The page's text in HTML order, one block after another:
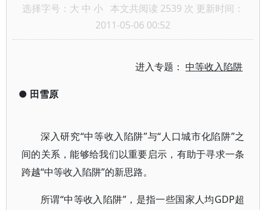
选择字号： 大 中 小 本文共阅读 2539 次 更新时间：
2011-05-06 00:52
进入专题：中等收入陷阱
● 田雪原
深入研究“中等收入陷阱”与“人口城市化陷阱”之
间的关系，能够给我们以重要启示，有助于寻求一条
跨越“中等收入陷阱”的新思路。
所谓“中等收入陷阱”，是指一些国家人均GDP超